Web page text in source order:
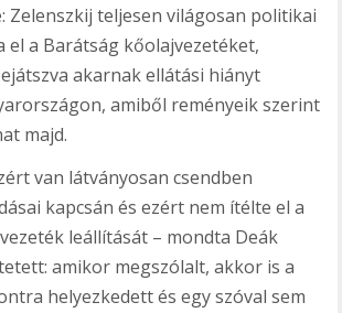
Zelenszkij teljesen világosan politikai
el a Barátság kőolajvezetéket,
akarnak ellátási hiányt
amiből reményeik szerint
majd.
van látványosan csendben
kapcsán és ezért nem ítélte el a
leállítását – mondta Deák
amikor megszólalt, akkor is a
helyezkedett és egy szóval sem